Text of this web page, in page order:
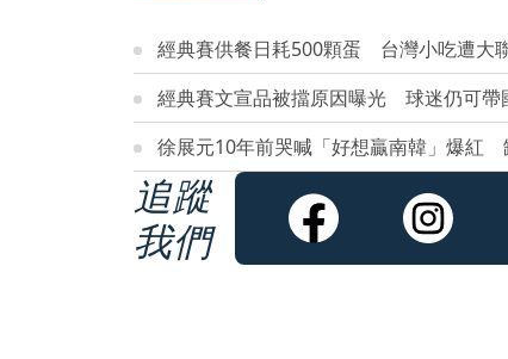
經典賽供餐日耗500顆蛋 台灣小吃遭大
經典賽文宣品被擋原因曝光 球迷仍可帶
徐展元10年前哭喊「好想贏南韓」爆紅
追蹤
我們